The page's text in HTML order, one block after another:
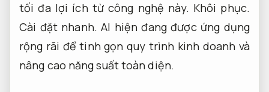
tối đa lợi ích từ công nghệ này. Khôi phục.
Cài đặt nhanh. AI hiện đang được ứng dụng
rộng rãi để tinh gọn quy trình kinh doanh và
nâng cao năng suất toàn diện.